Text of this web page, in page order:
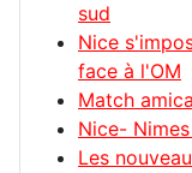
sud
Nice
face à l'OM
Match
Nice-
Les